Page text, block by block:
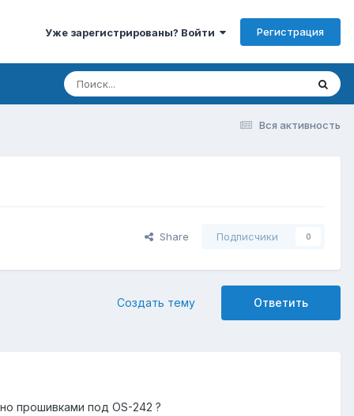
Уже зарегистрированы? Войти Регистрация
Вся активность
Share Подписчики 0
Ответить
Создать тему
прошивками под OS-242 ?